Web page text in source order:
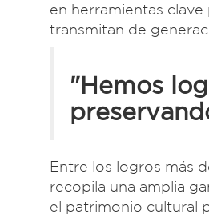
en herramientas
transmitan de
"Hemos
Entre los logros más
recopila una amplia
el patrimonio cultural